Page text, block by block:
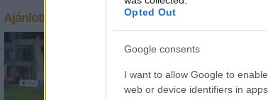
Opted Out
Google consents
I want to allow Google to
web or device identifiers in apps.
Ajánlott bejegyzések: